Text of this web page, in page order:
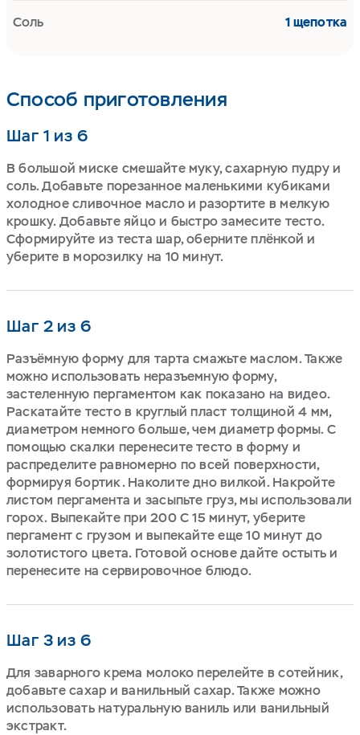
Способ приготовления
Шаг 1 из 6
В большой миске смешайте муку, сахарную пудру и
соль. Добавьте порезанное маленькими кубиками
холодное сливочное масло и разортите в мелкую
крошку. Добавьте яйцо и быстро замесите тесто.
Сформируйте из теста шар, оберните плёнкой и
уберите в морозилку на 10 минут.
Шаг 2 из 6
Разъёмную форму для тарта смажьте маслом. Также
можно использовать неразъемную форму,
застеленную пергаментом как показано на видео.
Раскатайте тесто в круглый пласт толщиной 4 мм,
диаметром немного больше, чем диаметр формы. С
помощью скалки перенесите тесто в форму и
распределите равномерно по всей поверхности,
формируя бортик. Наколите дно вилкой. Накройте
листом пергамента и засыпьте груз, мы использовали
горох. Выпекайте при 200 С 15 минут, уберите
пергамент с грузом и выпекайте еще 10 минут до
золотистого цвета. Готовой основе дайте остыть и
перенесите на сервировочное блюдо.
Шаг 3 из 6
Для заварного крема молоко перелейте в сотейник,
добавьте сахар и ванильный сахар. Также можно
использовать натуральную ваниль или ванильный
экстракт.
Соль 1 щепотка